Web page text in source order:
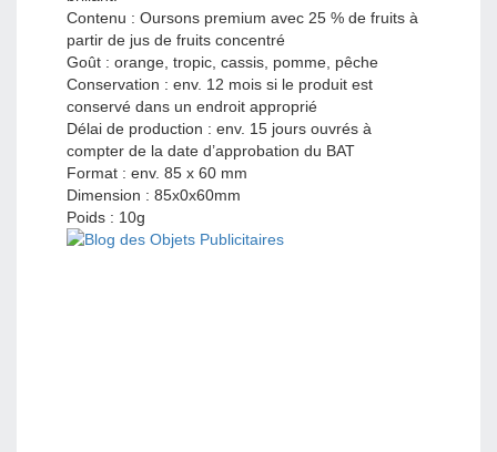
Contenu : Oursons premium avec 25 % de fruits à
partir de jus de fruits concentré
Goût : orange, tropic, cassis, pomme, pêche
Conservation : env. 12 mois si le produit est
conservé dans un endroit approprié
Délai de production : env. 15 jours ouvrés à
compter de la date d’approbation du BAT
Format : env. 85 x 60 mm
Dimension : 85x0x60mm
Poids : 10g